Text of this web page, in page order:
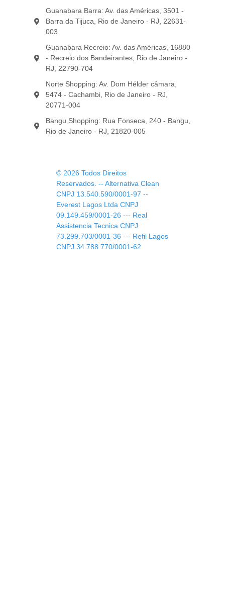
Guanabara Barra: Av. das Américas, 3501 -
Barra da Tijuca, Rio de Janeiro - RJ, 22631-
003
Guanabara Recreio: Av. das Américas, 16880
- Recreio dos Bandeirantes, Rio de Janeiro -
RJ, 22790-704
Norte Shopping: Av. Dom Hélder câmara,
5474 - Cachambi, Rio de Janeiro - RJ,
20771-004
Bangu Shopping: Rua Fonseca, 240 - Bangu,
Rio de Janeiro - RJ, 21820-005
© 2026 Todos Direitos
Reservados. -- Alternativa Clean
CNPJ 13.540.590/0001-97 --
Everest Lagos Ltda CNPJ
09.149.459/0001-26 --- Real
Assistencia Tecnica CNPJ
73.299.703/0001-36 --- Refil Lagos
CNPJ 34.788.770/0001-62